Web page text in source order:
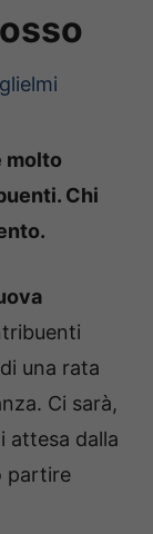
molto
Chi
una rata
Ci sarà,
attesa dalla
partire